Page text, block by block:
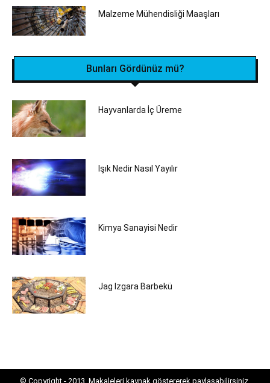
Malzeme Mühendisliği Maaşları
Bunları Gördünüz mü?
Hayvanlarda İç Üreme
Işık Nedir Nasıl Yayılır
Kimya Sanayisi Nedir
Jag Izgara Barbekü
© Copyright - 2013. Makaleleri kaynak göstererek paylaşabilirsiniz.